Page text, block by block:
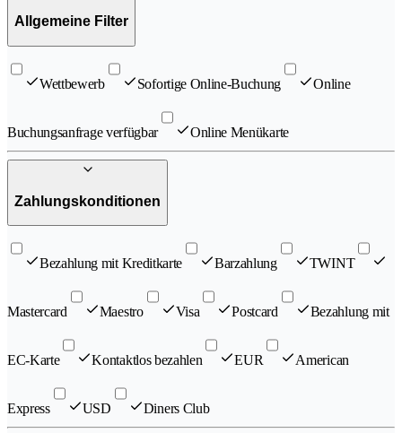
Allgemeine Filter
Wettbewerb Sofortige Online-Buchung Online
Buchungsanfrage verfügbar Online Menükarte
Zahlungskonditionen
Bezahlung mit Kreditkarte Barzahlung TWINT
Mastercard Maestro Visa Postcard Bezahlung mit
EC-Karte Kontaktlos bezahlen EUR American
Express USD Diners Club